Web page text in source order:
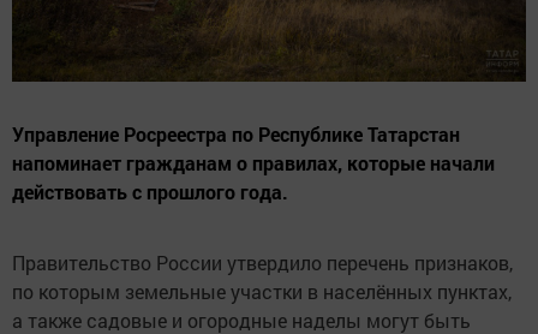
Управление Росреестра по Республике Татарстан
напоминает гражданам о правилах, которые начали
действовать с прошлого года.
Правительство России утвердило перечень признаков,
по которым земельные участки в населённых пунктах,
а также садовые и огородные наделы могут быть